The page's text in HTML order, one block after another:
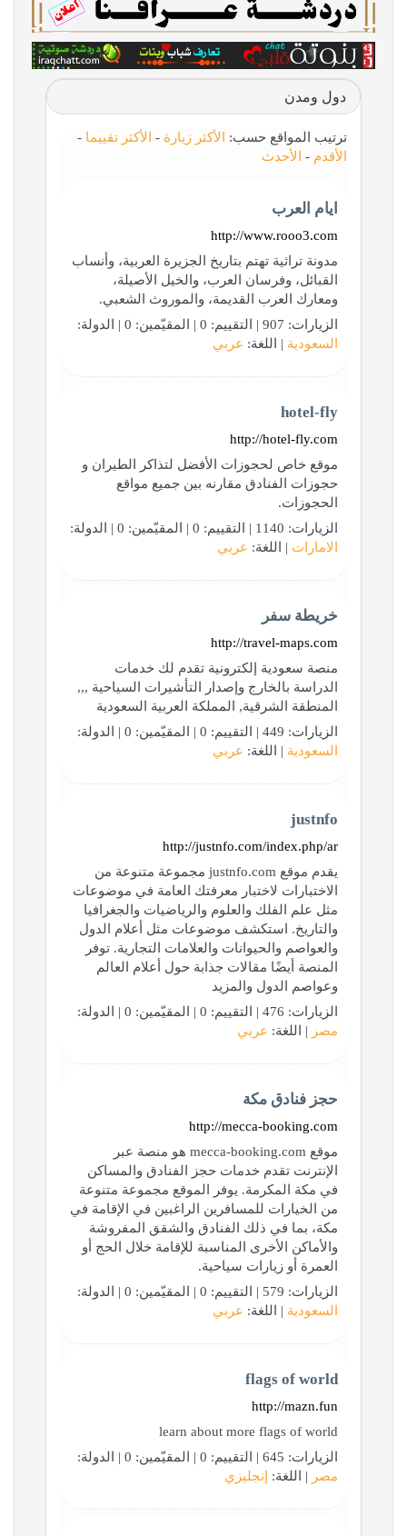
دول ومدن
ترتيب المواقع حسب: الأكثر زيارة - الأكثر تقييما -
الأقدم - الأحدث
ايام العرب
http://www.rooo3.com
مدونة تراثية تهتم بتاريخ الجزيرة العربية، وأنساب
القبائل، وفرسان العرب، والخيل الأصيلة،
ومعارك العرب القديمة، والموروث الشعبي.
الزيارات: 907 | التقييم: 0 | المقيّمين: 0 | الدولة:
السعودية | اللغة: عربي
hotel-fly
http://hotel-fly.com
موقع خاص لحجوزات الأفضل لتذاكر الطيران و
حجوزات الفنادق مقارنه بين جميع مواقع
الحجوزات.
الزيارات: 1140 | التقييم: 0 | المقيّمين: 0 | الدولة:
الامارات | اللغة: عربي
خريطة سفر
http://travel-maps.com
منصة سعودية إلكترونية تقدم لك خدمات
الدراسة بالخارج وإصدار التأشيرات السياحية ,,,
المنطقة الشرقية, المملكة العربية السعودية
الزيارات: 449 | التقييم: 0 | المقيّمين: 0 | الدولة:
السعودية | اللغة: عربي
justnfo
http://justnfo.com/index.php/ar
يقدم موقع justnfo.com مجموعة متنوعة من
الاختبارات لاختبار معرفتك العامة في موضوعات
مثل علم الفلك والعلوم والرياضيات والجغرافيا
والتاريخ. استكشف موضوعات مثل أعلام الدول
والعواصم والحيوانات والعلامات التجارية. توفر
المنصة أيضًا مقالات جذابة حول أعلام العالم
وعواصم الدول والمزيد
الزيارات: 476 | التقييم: 0 | المقيّمين: 0 | الدولة:
مصر | اللغة: عربي
حجز فنادق مكة
http://mecca-booking.com
موقع mecca-booking.com هو منصة عبر
الإنترنت تقدم خدمات حجز الفنادق والمساكن
في مكة المكرمة. يوفر الموقع مجموعة متنوعة
من الخيارات للمسافرين الراغبين في الإقامة في
مكة، بما في ذلك الفنادق والشقق المفروشة
والأماكن الأخرى المناسبة للإقامة خلال الحج أو
العمرة أو زيارات سياحية.
الزيارات: 579 | التقييم: 0 | المقيّمين: 0 | الدولة:
السعودية | اللغة: عربي
flags of world
http://mazn.fun
learn about more flags of world
الزيارات: 645 | التقييم: 0 | المقيّمين: 0 | الدولة:
مصر | اللغة: إنجليزي